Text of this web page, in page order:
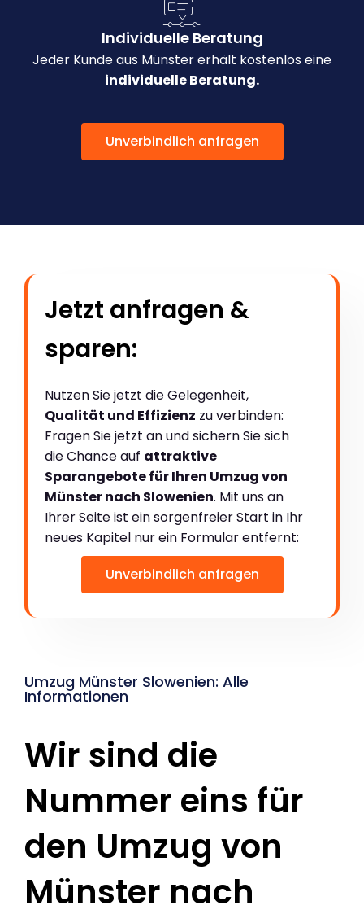
Individuelle Beratung
Jeder Kunde aus Münster erhält kostenlos eine
individuelle Beratung.
Unverbindlich anfragen
Jetzt anfragen &
sparen:
Nutzen Sie jetzt die Gelegenheit,
Qualität und Effizienz zu verbinden:
Fragen Sie jetzt an und sichern Sie sich
die Chance auf attraktive
Sparangebote für Ihren Umzug von
Münster nach Slowenien. Mit uns an
Ihrer Seite ist ein sorgenfreier Start in Ihr
neues Kapitel nur ein Formular entfernt:
Unverbindlich anfragen
Umzug Münster Slowenien: Alle
Informationen
Wir sind die
Nummer eins für
den Umzug von
Münster nach